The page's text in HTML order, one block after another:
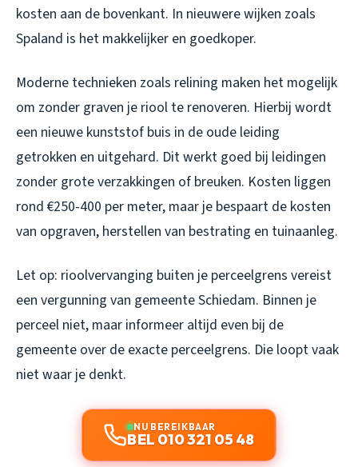
kosten aan de bovenkant. In nieuwere wijken zoals
Spaland is het makkelijker en goedkoper.
Moderne technieken zoals relining maken het mogelijk
om zonder graven je riool te renoveren. Hierbij wordt
een nieuwe kunststof buis in de oude leiding
getrokken en uitgehard. Dit werkt goed bij leidingen
zonder grote verzakkingen of breuken. Kosten liggen
rond €250-400 per meter, maar je bespaart de kosten
van opgraven, herstellen van bestrating en tuinaanleg.
Let op: rioolvervanging buiten je perceelgrens vereist
een vergunning van gemeente Schiedam. Binnen je
perceel niet, maar informeer altijd even bij de
gemeente over de exacte perceelgrens. Die loopt vaak
niet waar je denkt.
NU BEREIKBAAR
BEL 010 321 05 48